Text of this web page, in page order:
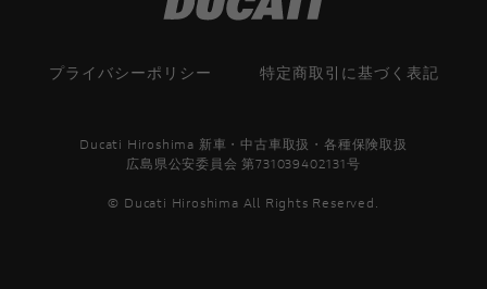
プライバシーポリシー 特定商取引に基づく表記
Ducati Hiroshima 新車・中古車取扱・各種保険取扱
広島県公安委員会 第731039402131号
© Ducati Hiroshima All Rights Reserved.